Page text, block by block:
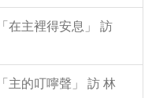
在主裡得安息」 訪
主的叮嚀聲」 訪 林